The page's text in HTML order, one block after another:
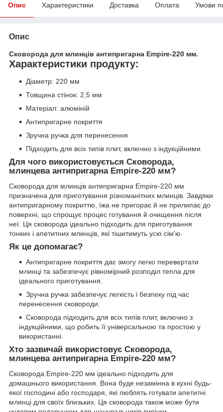
Опис Характеристики Доставка Оплата Умови
Опис
Сковорода для млинців антипригарна Empire-220 мм.
Характеристики продукту:
Діаметр: 220 мм
Товщина стінок: 2,5 мм
Матеріал: алюміній
Антипригарне покриття
Зручна ручка для перенесення
Підходить для всіх типів плит, включно з індукційними
Для чого використовується Сковорода,
млинцева антипригарна Empire-220 мм?
Сковорода для млинців антипригарна Empire-220 мм
призначена для приготування різноманітних млинців. Завдяки
антипригарному покриттю, їжа не пригорає й не прилипає до
поверхні, що спрощує процес готування й очищення після
неї. Ця сковорода ідеально підходить для приготування
тонких і апетитних млинців, які тішитимуть усю сім'ю.
Як це допомагає?
Антипригарне покриття дає змогу легко перевертати
млинці та забезпечує рівномірний розподіл тепла для
ідеального приготування.
Зручна ручка забезпечує легкість і безпеку під час
перенесення сковороди.
Сковорода підходить для всіх типів плит, включно з
індукційними, що робить її універсальною та простою у
використанні.
Хто зазвичай використовує Сковорода,
млинцева антипригарна Empire-220 мм?
Сковорода Empire-220 мм ідеально підходить для
домашнього використання. Вона буде незамінна в кухні будь-
якої господині або господаря, які люблять готувати апетитні
млинці для своїх близьких. Ця сковорода також може бути